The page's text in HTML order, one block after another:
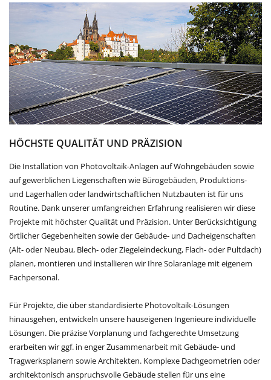
HÖCHSTE QUALITÄT UND PRÄZISION
Die Installation von Photovoltaik-Anlagen auf Wohngebäuden sowie
auf gewerblichen Liegenschaften wie Bürogebäuden, Produktions-
und Lagerhallen oder landwirtschaftlichen Nutzbauten ist für uns
Routine. Dank unserer umfangreichen Erfahrung realisieren wir diese
Projekte mit höchster Qualität und Präzision. Unter Berücksichtigung
örtlicher Gegebenheiten sowie der Gebäude- und Dacheigenschaften
(Alt- oder Neubau, Blech- oder Ziegeleindeckung, Flach- oder Pultdach)
planen, montieren und installieren wir Ihre Solaranlage mit eigenem
Fachpersonal.
Für Projekte, die über standardisierte Photovoltaik-Lösungen
hinausgehen, entwickeln unsere hauseigenen Ingenieure individuelle
Lösungen. Die präzise Vorplanung und fachgerechte Umsetzung
erarbeiten wir ggf. in enger Zusammenarbeit mit Gebäude- und
Tragwerksplanern sowie Architekten. Komplexe Dachgeometrien oder
architektonisch anspruchsvolle Gebäude stellen für uns eine